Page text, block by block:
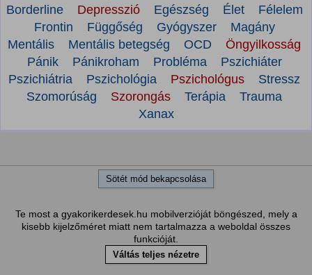
Borderline
Depresszió Egészség Élet
Félelem
Frontin
Függőség Gyógyszer
Magány
Mentális
Mentális betegség OCD
Öngyilkosság
Pánik
Pánikroham Probléma
Pszichiáter
Pszichiátria
Pszichológia Pszichológus
Stressz
Szomorúság
Szorongás Terápia
Trauma
Xanax
Sötét mód bekapcsolása
Te most a gyakorikerdesek.hu mobilverzióját böngészed, mely a
kisebb kijelzőméret miatt nem tartalmazza a weboldal összes
funkcióját.
Váltás teljes nézetre